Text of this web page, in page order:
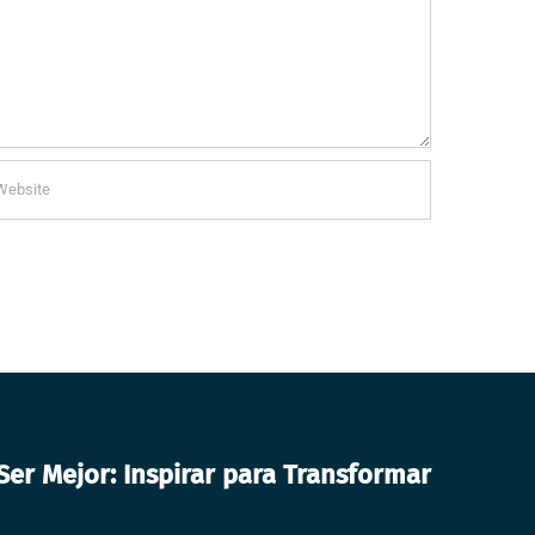
Mejor: Inspirar para Transformar